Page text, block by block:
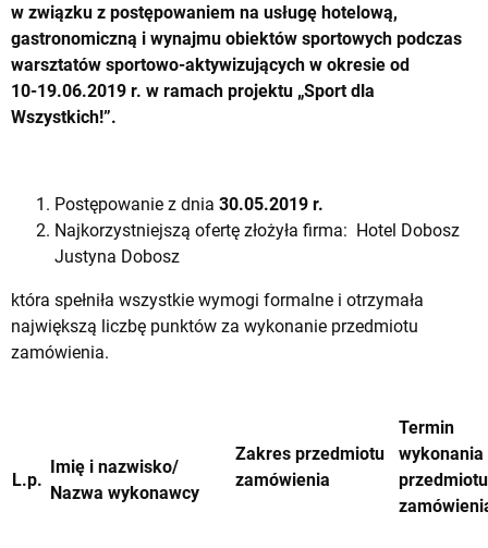
w związku z postępowaniem na usługę hotelową,
gastronomiczną i wynajmu obiektów sportowych podczas
warsztatów sportowo-aktywizujących w okresie od
10-19.06.2019 r. w ramach projektu „Sport dla
Wszystkich!”.
Postępowanie z dnia 30.05.2019 r.
Najkorzystniejszą ofertę złożyła firma: Hotel Dobosz
Justyna Dobosz
która spełniła wszystkie wymogi formalne i otrzymała
największą liczbę punktów za wykonanie przedmiotu
zamówienia.
L.p.
Imię i nazwisko/
Nazwa wykonawcy
Zakres przedmiotu
zamówienia
Termin
wykonania
przedmiotu
zamó